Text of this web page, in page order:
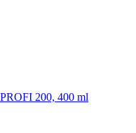
200, 400 ml